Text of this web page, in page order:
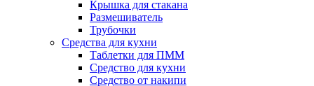
Крышка для стакана
Размешиватель
Трубочки
Средства для кухни
Таблетки для ПММ
Средство для кухни
Средство от накипи